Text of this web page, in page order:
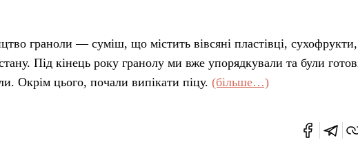
граноли — суміш, що містить вівсяні пластівці, сухофрукти,
Під кінець року гранолу ми вже упорядкували та були
Окрім цього, почали випікати піцу. (більше…)